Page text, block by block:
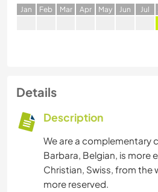
Jan Feb Mar Apr May Jun Jul
Details
Description
We are a complementary
Barbara, Belgian, is more
Christian, Swiss, from the
more reserved.